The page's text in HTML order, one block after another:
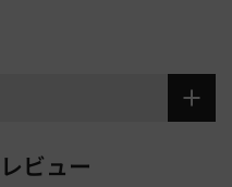
ビュー